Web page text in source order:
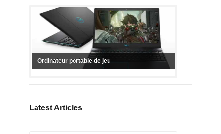
Ordinateur portable de jeu
Latest Articles